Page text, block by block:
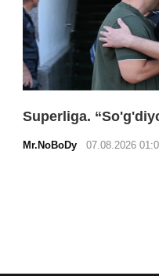
Superliga.
Mr.NoBoDy 07.08.2026